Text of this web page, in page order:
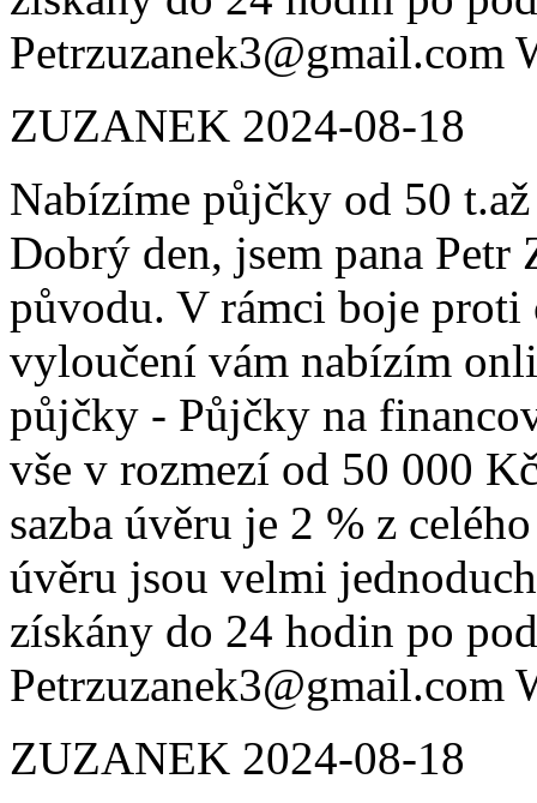
Petrzuzanek3@gmail.com
ZUZANEK 2024-08-18
Nabízíme půjčky od 50
Dobrý den, jsem pana Petr
původu. V rámci boje proti
vyloučení vám nabízím
půjčky - Půjčky na
vše v rozmezí od 50 000
sazba úvěru je 2 % z
úvěru jsou velmi
získány do 24 hodin po
Petrzuzanek3@gmail.com
ZUZANEK 2024-08-18